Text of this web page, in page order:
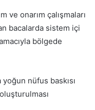
ve onarım çalışmaları
bacalarda sistem içi
bölgede
nüfus baskısı